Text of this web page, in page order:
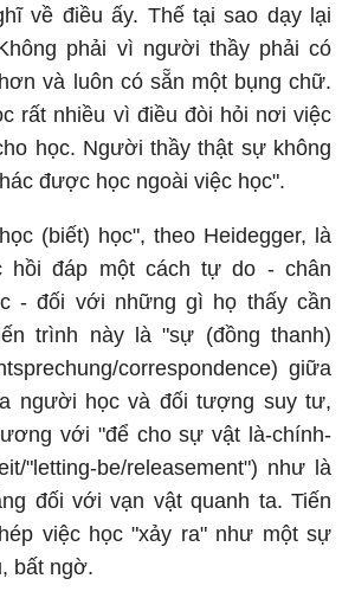
về điều ấy. Thế tại sao dạy lại
phải vì người thầy phải có
và luôn có sẵn một bụng chữ.
rất nhiều vì điều đòi hỏi nơi việc
học. Người thầy thật sự không
được học ngoài việc học".
(biết) học", theo Heidegger, là
hồi đáp một cách tự do - chân
- đối với những gì họ thấy cần
trình này là "sự (đồng thanh)
correspondence) giữa
người học và đối tượng suy tư,
với "để cho sự vật là-chính-
"letting-be/releasement") như là
đối với vạn vật quanh ta. Tiến
việc học "xảy ra" như một sự
bất ngờ.